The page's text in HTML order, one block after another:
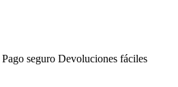
Pago seguro Devoluciones fáciles